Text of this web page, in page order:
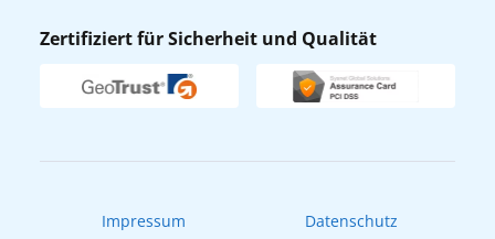
Verhaltens- & Ethikkodex
Newsletter
Zertifiziert für Sicherheit und Qualität
Impressum
Datenschutz